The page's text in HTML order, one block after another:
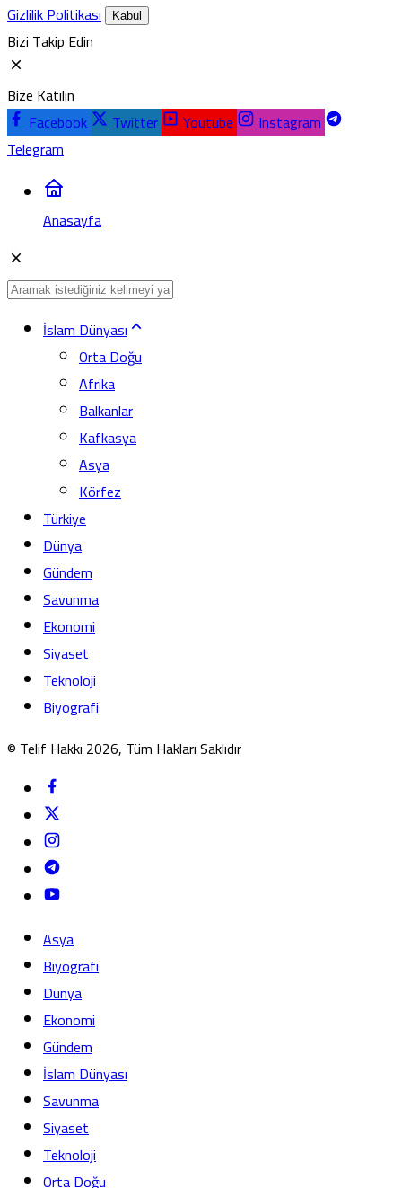
Gizlilik Politikası
Kabul
Bizi Takip Edin
Bize Katılın
Facebook
Twitter Youtube
Instagram
Telegram
Anasayfa
İslam Dünyası
Orta Doğu
Afrika
Balkanlar
Kafkasya
Asya
Körfez
Türkiye
Dünya
Gündem
Savunma
Ekonomi
Siyaset
Teknoloji
Biyografi
© Telif Hakkı 2026, Tüm Hakları Saklıdır
Asya
Biyografi
Dünya
Ekonomi
Gündem
İslam Dünyası
Savunma
Siyaset
Teknoloji
Orta Doğu